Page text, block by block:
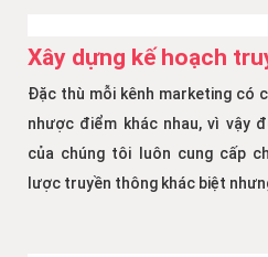
Xây dựng kế hoạch
Đặc thù mỗi kênh marketing có
nhược điểm khác nhau, vì vậy
của chúng tôi luôn cung cấp
lược truyền thông khác biệt